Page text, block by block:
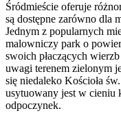
Śródmieście oferuje
są dostępne zarówno dla
Jednym z popularnych
malowniczy park o
swoich płaczących
uwagi terenem zielonym
się niedaleko Kościoła
usytuowany jest w cieniu
odpoczynek.